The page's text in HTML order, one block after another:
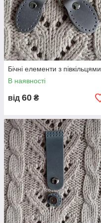
Бічні елементи з півкільцями
В наявності
від 60 ₴